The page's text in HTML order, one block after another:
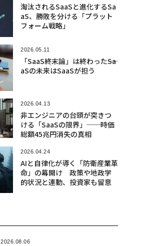
淘汰されるSaaSと進化するSa
aS、勝敗を分ける「プラット
フォーム戦略」
2026.05.11
「SaaS終末論」は終わった――Sa
aSの未来はSaaSが担う
2026.04.13
非エンジニアの台頭が突きつ
ける「SaaSの限界」──時価
総額45兆円消失の真相
2026.04.24
AIと自律化が導く「防衛産業革
命」の幕開け 政策や地政学
的状況と連動、投資家も留意
2026.08.06